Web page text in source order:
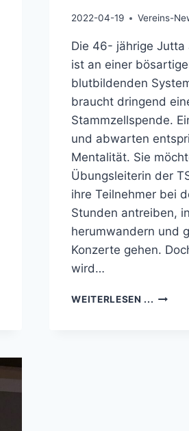
2022-04-19 Vereins-
Die 46- jährige Jutta
ist an einer
blutbildenden
braucht dringend
Stammzellspende.
und abwarten
Mentalität. Sie
Übungsleiterin der
ihre Teilnehmer bei
Stunden antreiben,
herumwandern und
Konzerte gehen.
wird…
WEITERLESEN ... DKMS